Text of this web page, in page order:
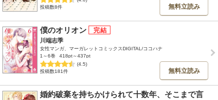
投稿数8件
無料立読み
僕のオリオン
川端志季
女性マンガ、マーガレットコミックスDIGITAL/ココハナ
1～6巻
418pt～437pt
(4.5)
投稿数181件
無料立読み
婚約破棄を持ちかけられて十数年、そこまで言